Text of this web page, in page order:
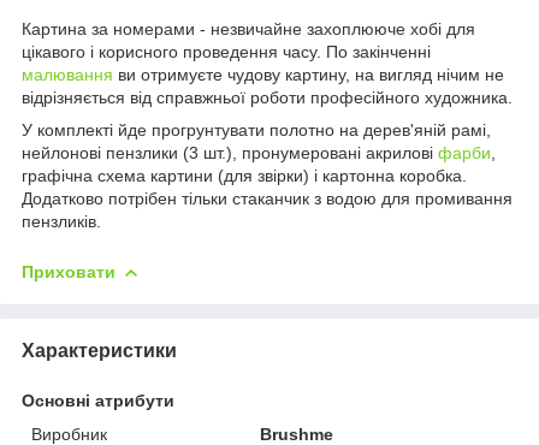
Картина за номерами - незвичайне захоплююче хобі для
цікавого і корисного проведення часу. По закінченні
малювання ви отримуєте чудову картину, на вигляд нічим не
відрізняється від справжньої роботи професійного художника.
У комплекті йде прогрунтувати полотно на дерев'яній рамі,
нейлонові пензлики (3 шт.), пронумеровані акрилові фарби
графічна схема картини (для звірки) і картонна коробка.
Додатково потрібен тільки стаканчик з водою для промивання
пензликів.
Приховати
Характеристики
Основні атрибути
Виробник
Brushme